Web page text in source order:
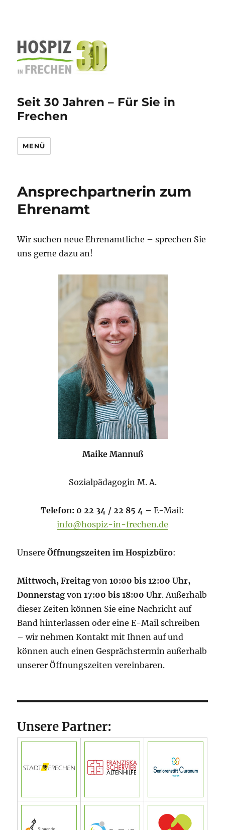
Seit 30 Jahren – Für Sie in
Frechen
MENÜ
Ansprechpartnerin zum
Ehrenamt
Wir suchen neue Ehrenamtliche – sprechen Sie
uns gerne dazu an!
Maike Mannuß
Sozialpädagogin M. A.
Telefon: 0 22 34 / 22 85 4 – E-Mail:
info@hospiz-in-frechen.de
UnsereÖffnungszeiten im Hospizbüro:
Mittwoch, Freitagvon 10:00 bis 12:00 Uhr,
Donnerstagvon 17:00 bis 18:00 Uhr. Außerhalb
dieser Zeiten können Sie eine Nachricht auf
Band hinterlassen oder eine E-Mail schreiben
– wir nehmen Kontakt mit Ihnen auf und
können auch einen Gesprächstermin außerhalb
unserer Öffnungszeiten vereinbaren.
Unsere Partner: